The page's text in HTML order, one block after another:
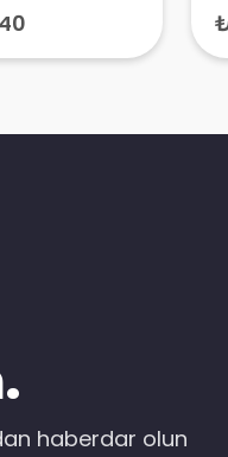
haberdar olun